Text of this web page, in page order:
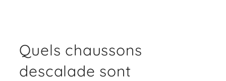
Quels chaussons
descalade sont